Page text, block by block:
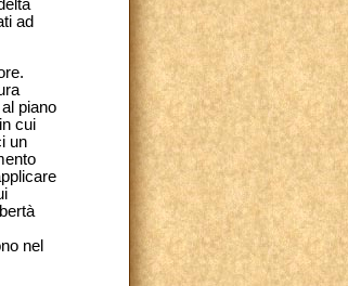
ad
piano
cui
un
nel